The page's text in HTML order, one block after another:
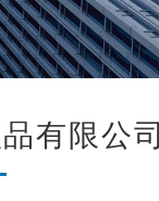
有限公司